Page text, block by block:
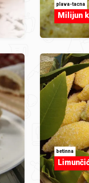
plava-tacna
Milijun
betinna